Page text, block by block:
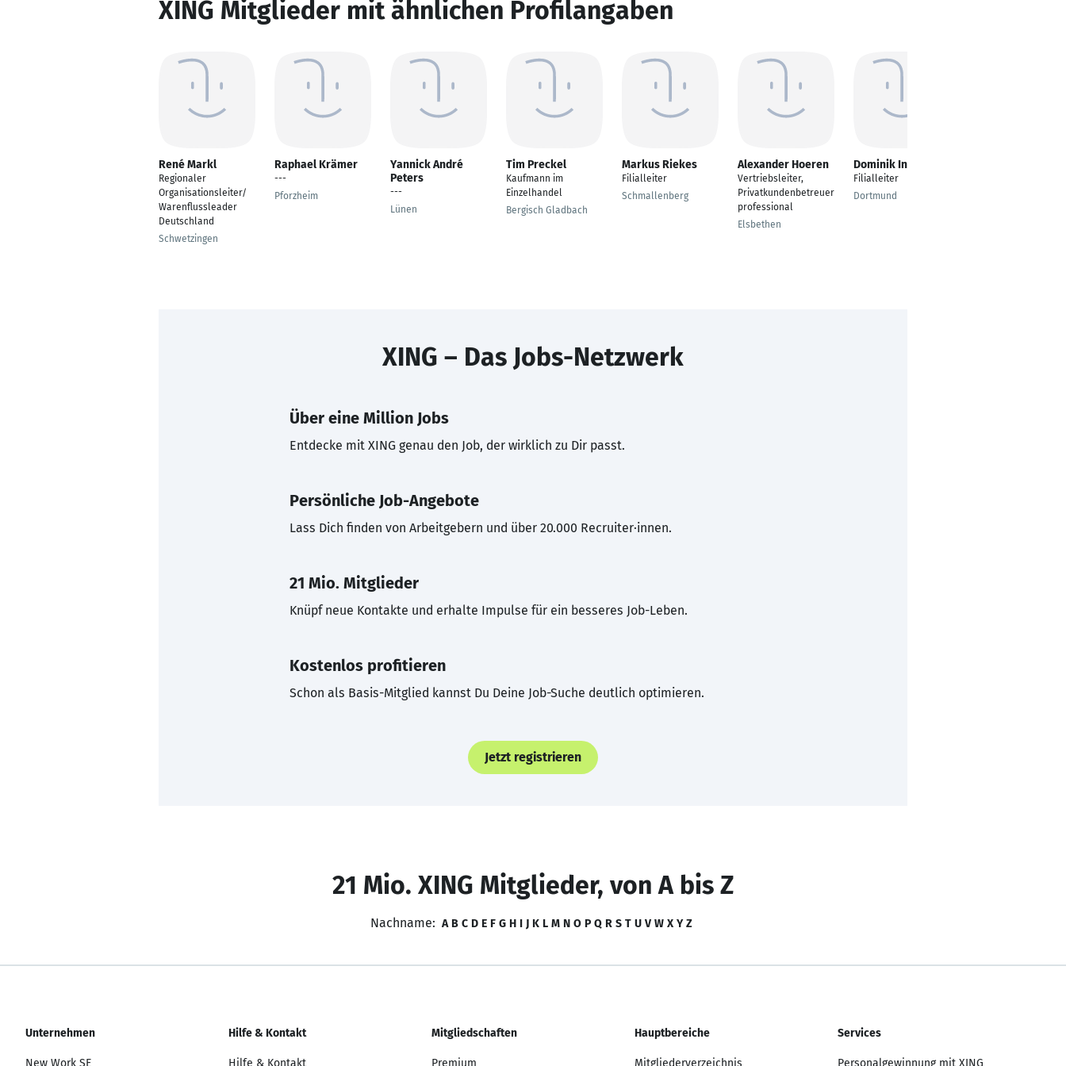
XING Mitglieder mit ähnlichen Profilangaben
René Markl
Regionaler
Organisationsleiter/
Warenflussleader
Deutschland
Schwetzingen
Raphael Krämer
---
Pforzheim
Yannick André
Peters
---
Lünen
Tim Preckel
Kaufmann im
Einzelhandel
Bergisch Gladbach
Markus Riekes
Filialleiter
Schmallenberg
Alexander Hoeren
Vertriebsleiter,
Privatkundenbetreuer
professional
Elsbethen
Dominik Insel
Filialleiter
Dortmund
XING – Das Jobs-Netzwerk
Über eine Million Jobs
Entdecke mit XING genau den Job, der wirklich zu Dir passt.
Persönliche Job-Angebote
Lass Dich finden von Arbeitgebern und über 20.000 Recruiter·innen.
21 Mio. Mitglieder
Knüpf neue Kontakte und erhalte Impulse für ein besseres Job-Leben.
Kostenlos profitieren
Schon als Basis-Mitglied kannst Du Deine Job-Suche deutlich optimieren.
Jetzt registrieren
21 Mio. XING Mitglieder, von A bis Z
Nachname: A B C D E F G H I J K L M N O P Q R S T U V W X Y Z
Unternehmen
New Work SE
Hilfe & Kontakt
Hilfe & Kontakt
Mitgliedschaften
Premium
Hauptbereiche
Mitgliederverzeichnis
Services
Personalgewinnung mit XING